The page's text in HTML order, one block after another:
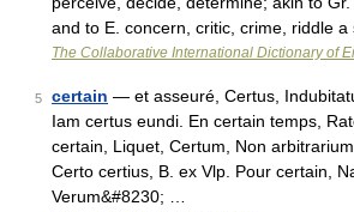
and to E. concern, critic, crime, riddle a
The Collaborative International Dictionary of
5 certain — et asseuré, Certus,
Iam certus eundi. En certain temps,
certain, Liquet, Certum, Non
Certo certius, B. ex Vlp. Pour certain,
Verum&#8230; …